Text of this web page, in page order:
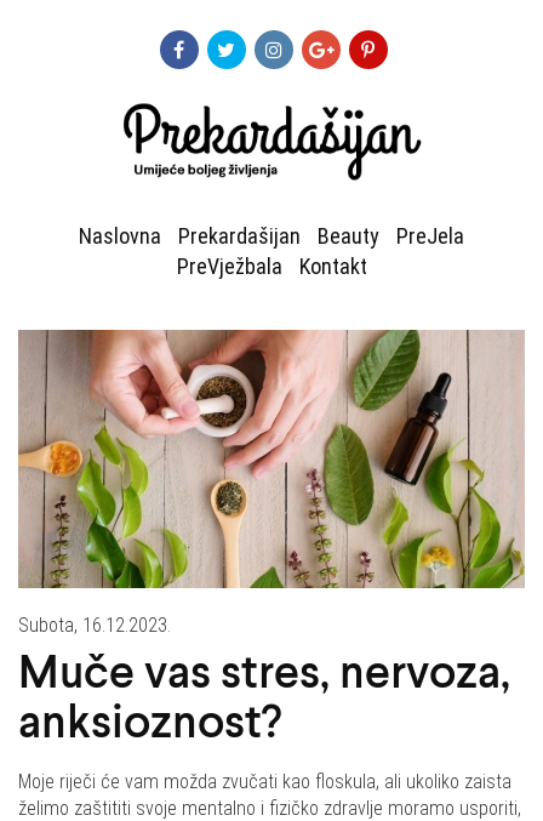
Naslovna Prekardašijan Beauty
PreJela
PreVježbala
Kontakt
Subota, 16.12.2023.
Muče vas stres, nervoza,
anksioznost?
Moje riječi će vam možda zvučati kao floskula, ali ukoliko zaista
želimo zaštititi svoje mentalno i fizičko zdravlje moramo usporiti,